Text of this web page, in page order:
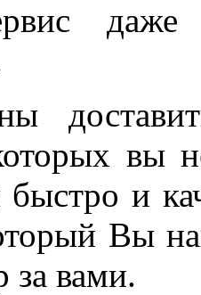
даже
вы
и
Вы
вами.